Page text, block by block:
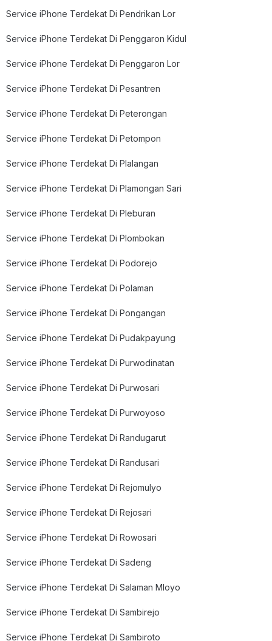
Service iPhone Terdekat Di Pendrikan Lor
Service iPhone Terdekat Di Penggaron Kidul
Service iPhone Terdekat Di Penggaron Lor
Service iPhone Terdekat Di Pesantren
Service iPhone Terdekat Di Peterongan
Service iPhone Terdekat Di Petompon
Service iPhone Terdekat Di Plalangan
Service iPhone Terdekat Di Plamongan Sari
Service iPhone Terdekat Di Pleburan
Service iPhone Terdekat Di Plombokan
Service iPhone Terdekat Di Podorejo
Service iPhone Terdekat Di Polaman
Service iPhone Terdekat Di Pongangan
Service iPhone Terdekat Di Pudakpayung
Service iPhone Terdekat Di Purwodinatan
Service iPhone Terdekat Di Purwosari
Service iPhone Terdekat Di Purwoyoso
Service iPhone Terdekat Di Randugarut
Service iPhone Terdekat Di Randusari
Service iPhone Terdekat Di Rejomulyo
Service iPhone Terdekat Di Rejosari
Service iPhone Terdekat Di Rowosari
Service iPhone Terdekat Di Sadeng
Service iPhone Terdekat Di Salaman Mloyo
Service iPhone Terdekat Di Sambirejo
Service iPhone Terdekat Di Sambiroto